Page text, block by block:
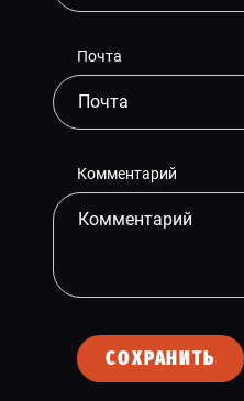
Почта
Комментарий
СОХРАНИТЬ